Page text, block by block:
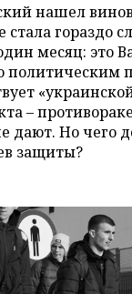
нашел
гораздо
месяц: это
политическим
–
дают. Но чего
защиты?